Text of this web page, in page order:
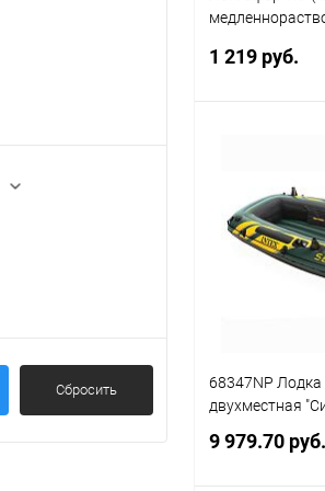
Сбросить
1 219 руб.
Купить в 1
В избранное
68347NP Лодка
двухместная
9 979.70 руб.